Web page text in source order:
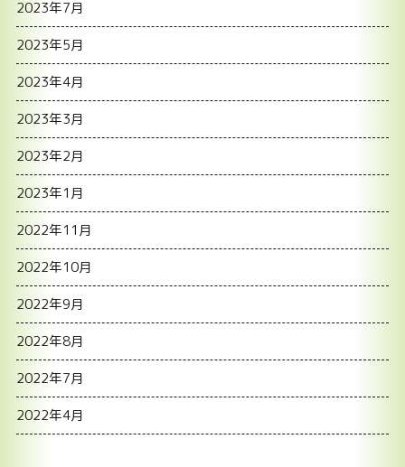
2023年7月
2023年5月
2023年4月
2023年3月
2023年2月
2023年1月
2022年11月
2022年10月
2022年9月
2022年8月
2022年7月
2022年4月